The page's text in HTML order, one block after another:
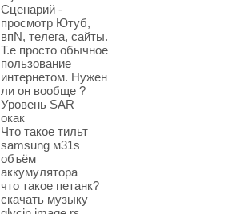
Сценарий -
просмотр Ютуб,
впN, телега, сайты.
Т.е просто обычное
пользование
интернетом. Нужен
ли он вообще ?
Уровень SAR
окак
Что такое тильт
samsung м31s
объём
аккумулятора
что такое петанк?
скачать музыку